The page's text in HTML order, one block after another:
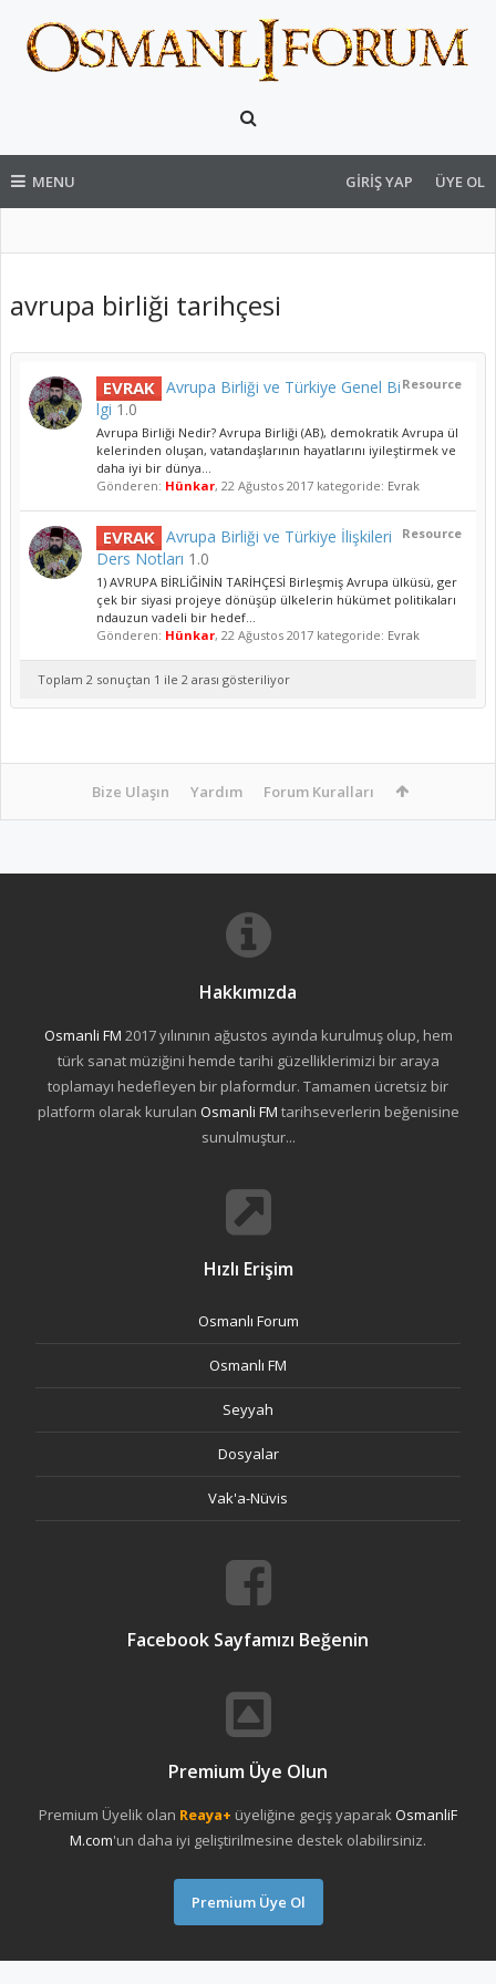
MENU GIRIŞ YAP ÜYE OL
avrupa birliği tarihçesi
Resource
EVRAK Avrupa Birliği ve Türkiye Genel Bi
lgi 1.0
Avrupa Birliği Nedir? Avrupa Birliği (AB), demokratik Avrupa ül
kelerinden oluşan, vatandaşlarının hayatlarını iyileştirmek ve
daha iyi bir dünya...
Gönderen: Hünkar, 22 Ağustos 2017 kategoride: Evrak
Resource
EVRAK Avrupa Birliği ve Türkiye İlişkileri
Ders Notları 1.0
1) AVRUPA BİRLİĞİNİN TARİHÇESİ Birleşmiş Avrupa ülküsü, ger
çek bir siyasi projeye dönüşüp ülkelerin hükümet politikaları
ndauzun vadeli bir hedef...
Gönderen: Hünkar, 22 Ağustos 2017 kategoride: Evrak
Toplam 2 sonuçtan 1 ile 2 arası gösteriliyor
Bize Ulaşın Yardım Forum Kuralları
Hakkımızda
Osmanli FM 2017 yılınının ağustos ayında kurulmuş olup, hem
türk sanat müziğini hemde tarihi güzelliklerimizi bir araya
toplamayı hedefleyen bir plaformdur. Tamamen ücretsiz bir
platform olarak kurulan Osmanli FM tarihseverlerin beğenisine
sunulmuştur...
Hızlı Erişim
Osmanlı Forum
Osmanlı FM
Seyyah
Dosyalar
Vak'a-Nüvis
Facebook Sayfamızı Beğenin
Premium Üye Olun
Premium Üyelik olan Reaya+ üyeliğine geçiş yaparakOsmanliF
M.com'un daha iyi geliştirilmesine destek olabilirsiniz.
Premium Üye Ol